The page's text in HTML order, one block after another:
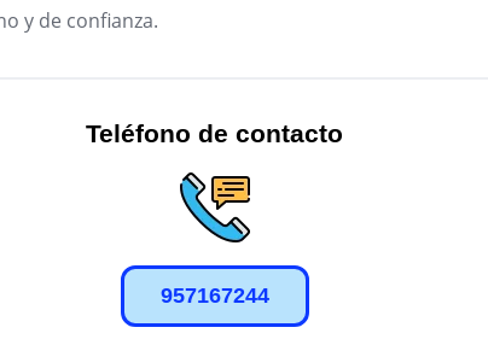
y de confianza.
Teléfono de contacto
957167244